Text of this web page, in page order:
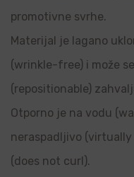
promotivne svrhe.
Materijal je lagano
(wrinkle-free) i može
(repositionable)
Otporno je na vodu
neraspadljivo
(does not curl).